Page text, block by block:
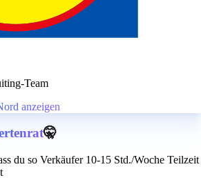
Team
anzeigen
🤫
du so Verkäufer 10-15 Std./Woche Teilzeit